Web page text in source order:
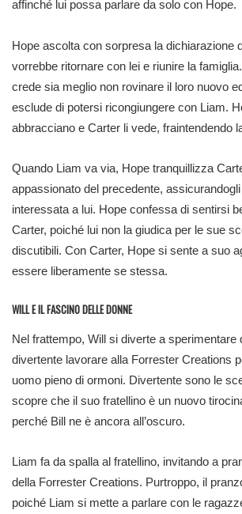
affinché lui possa parlare da solo con Hope.
Hope ascolta con sorpresa la dichiarazione
vorrebbe ritornare con lei e riunire la
crede sia meglio non rovinare il loro nuovo
esclude di potersi ricongiungere con Liam.
abbracciano e Carter li vede, fraintendendo
Quando Liam va via, Hope tranquillizza
appassionato del precedente,
interessata a lui. Hope confessa di sentirsi
Carter, poiché lui non la giudica per le sue
discutibili. Con Carter, Hope si sente a suo
essere liberamente se stessa.
WILL E IL FASCINO DELLE DONNE
Nel frattempo, Will si diverte a sperimentare
divertente lavorare alla Forrester Creations
uomo pieno di ormoni. Divertente sono le
scopre che il suo fratellino è un nuovo
perché Bill ne è ancora all’oscuro.
Liam fa da spalla al fratellino, invitando a
della Forrester Creations. Purtroppo, il
poiché Liam si mette a parlare con le